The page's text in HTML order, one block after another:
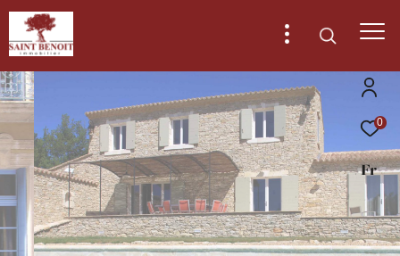
0
Fr
Effectuer
une
recherche
et
Type
d'offre
Vente
Type
de
bien
Type de bien